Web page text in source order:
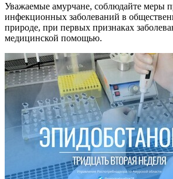
Уважаемые амурчане, соблюдайте меры
инфекционных заболеваний в
природе, при первых признаках
медицинской помощью.